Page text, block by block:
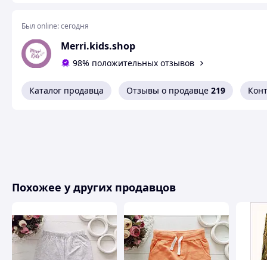
Шорты, «растут» вместе с тобой! Твое решение
Знаем, как это бывает: сегодня джинсы сидят идеально,
джинсовые шорты на широкой резинке решают эту
активного периода роста (152–158 см). 🧗‍♂️🚀
Был online:сегодня
Merri.kids.shop
98% положительных отзывов
Каталог продавца Отзывы о продавце 219
Похожее у других продавцов